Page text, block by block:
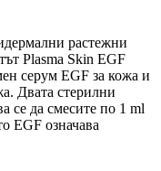
растежни
Plasma Skin EGF
серум EGF за кожа и
Двата стерилни
се да смесите по 1 ml
EGF означава